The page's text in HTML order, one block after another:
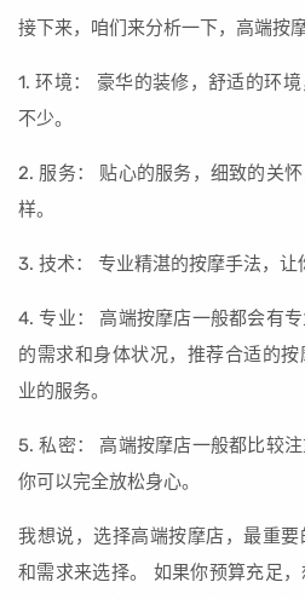
接下来，咱们来分析一下，高端按
1. 环境： 豪华的装修，舒适的环
不少。
2. 服务： 贴心的服务，细致的关
样。
3. 技术： 专业精湛的按摩手法，让
4. 专业： 高端按摩店一般都会有
的需求和身体状况，推荐合适的
业的服务。
5. 私密： 高端按摩店一般都比较
你可以完全放松身心。
我想说，选择高端按摩店，最重
和需求来选择。 如果你预算充足，